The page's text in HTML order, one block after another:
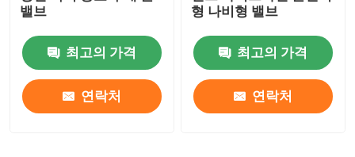
밸브
최고의 가격
연락처
형 나비형 밸브
최고의 가격
연락처